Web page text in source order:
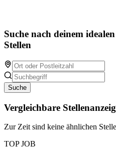
Suche nach deinem
Stellen
Suche
Vergleichbare
Zur Zeit sind keine ähnlichen
TOP JOB